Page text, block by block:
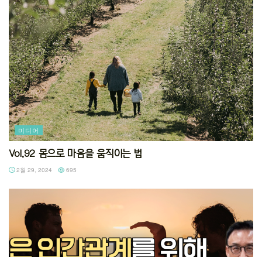
미디어
Vol.92 몸으로 마음을 움직이는 법
2월 29, 2024 695